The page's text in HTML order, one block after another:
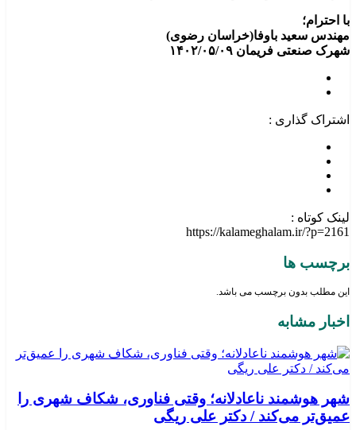
با احترام؛
مهندس سعید باوفا(خراسان رضوی)
شهرک صنعتی فریمان ۱۴۰۲/۰۵/۰۹
اشتراک گذاری :
لینک کوتاه :
https://kalameghalam.ir/?p=2161
برچسب ها
این مطلب بدون برچسب می باشد.
اخبار مشابه
شهر هوشمند ناعادلانه؛ وقتی فناوری، شکاف شهری را
عمیق‌تر می‌کند / دکتر علی ریگی